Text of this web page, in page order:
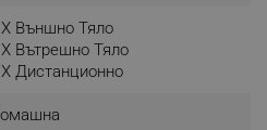
Външно Тяло
Вътрешно Тяло
Дистанционно